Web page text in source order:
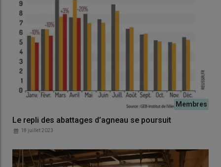
Le repli des abattages d’agneau se poursuit
18 juillet 2023